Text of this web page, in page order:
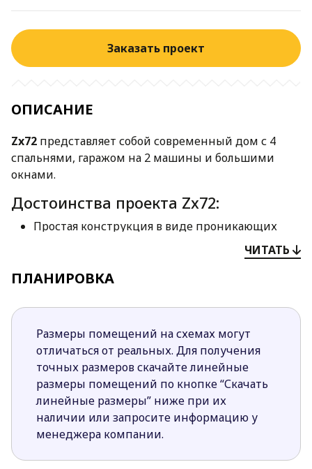
Заказать проект
ОПИСАНИЕ
Zx72 представляет собой современный дом с 4
спальнями, гаражом на 2 машины и большими
окнами.
Достоинства проекта Zx72:
Простая конструкция в виде проникающих
друг в друга кубов подчеркивается черно-
белым фасадом. Такой проект придется по
духу ценителям минимализма и
За счет полностью остекленного фасада со
стороны сада помещения хорошо освещаются,
и создается впечатление единства с природой.
Дневная зона представлена объединенными в
одно помещение столовой, кухней и
гостиной.
Интерьер приватной зоны составляют 3
спальни, кабинет общая ванная комната.
В главной спальне спроектирована отдельная
ванная комната и просторный гардероб. Кроме
ЧИТАТЬ
ПЛАНИРОВКА
Размеры помещений на схемах могут
отличаться от реальных. Для получения
точных размеров скачайте линейные
размеры помещений по кнопке “Скачать
линейные размеры” ниже при их
наличии или запросите информацию у
менеджера компании.